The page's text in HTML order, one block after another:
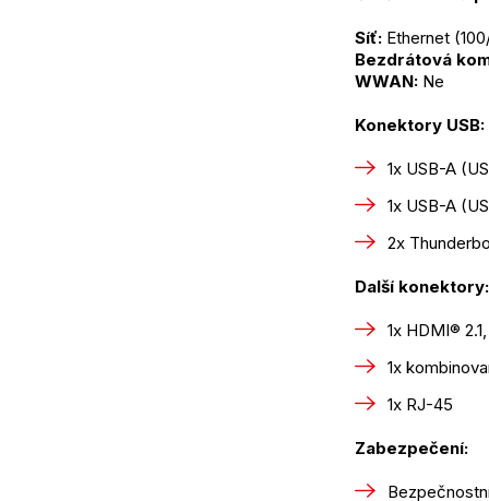
Síť: Ethernet
Bezdrátová
WWAN: Ne
Konektory USB:
1x USB-A
1x USB-A
2x
Další konektory:
1x HDMI®
1x
1x RJ-45
Zabezpečení: